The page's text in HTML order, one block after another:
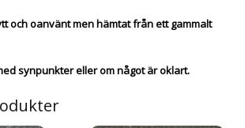
och oanvänt men hämtat från ett gammalt
synpunkter eller om något är oklart.